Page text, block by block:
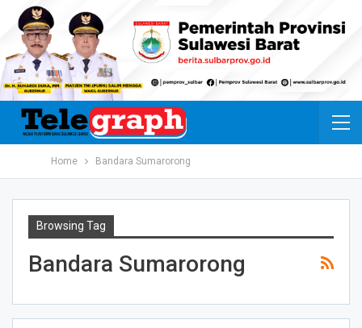
Home Bandara Sumarorong
Browsing Tag
Bandara Sumarorong